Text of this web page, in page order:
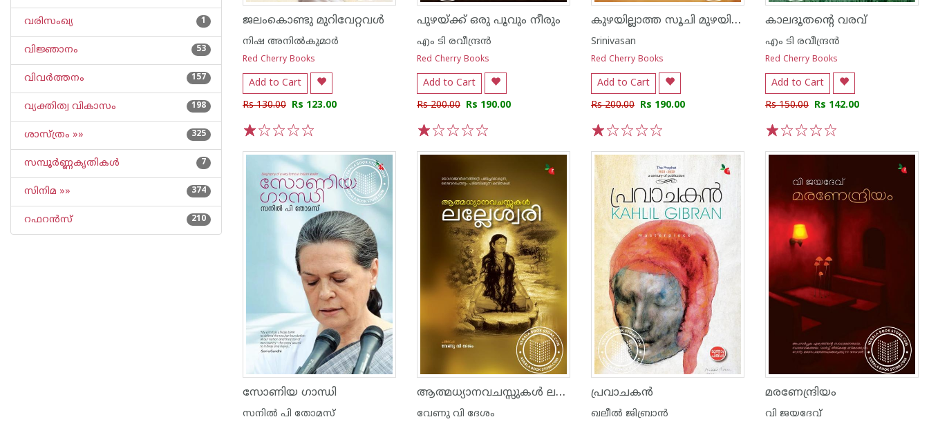
വരിസംഖ്യ 1
വിജ്ഞാനം 53
വിവര്‍ത്തനം 157
വ്യക്തിത്വ വികാസം 198
ശാസ്ത്രം »» 325
സമ്പൂര്‍ണ്ണകൃതികള്‍ 7
സിനിമ »» 374
റഫറന്‍സ് 210
ജലംകൊണ്ടു മുറിവേറ്റവൾ
നിഷ അനില്‍കുമാര്‍
Red Cherry Books
Add to Cart
Rs 130.00 Rs 123.00
പുഴയ്ക്ക് ഒരു പൂവും നീരും
എം ടി രവീന്ദ്രന്‍
Red Cherry Books
Add to Cart
Rs 200.00 Rs 190.00
കുഴയില്ലാത്ത സൂചി മുഴയില്ലാത്ത ഒട്ടകം
Srinivasan
Red Cherry Books
Add to Cart
Rs 200.00 Rs 190.00
കാലദൂതൻ്റെ വരവ്
എം ടി രവീന്ദ്രന്‍
Red Cherry Books
Add to Cart
Rs 150.00 Rs 142.00
സോണിയ ഗാന്ധി
സനില്‍ പി തോമസ്
ആത്മധ്യാനവചസ്സുകൾ ലല്ലേശ്വരി
വേണു വി ദേശം
പ്രവാചകൻ
ഖലീൽ ജിബ്രാൻ
മരണേന്ദ്രിയം
വി ജയദേവ്